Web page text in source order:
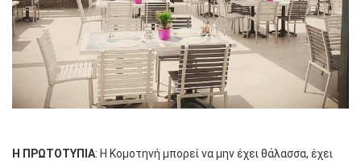
Η ΠΡΩΤΟΤΥΠΙΑ: Η Κομοτηνή μπορεί να μην έχει θάλασσα, έχει